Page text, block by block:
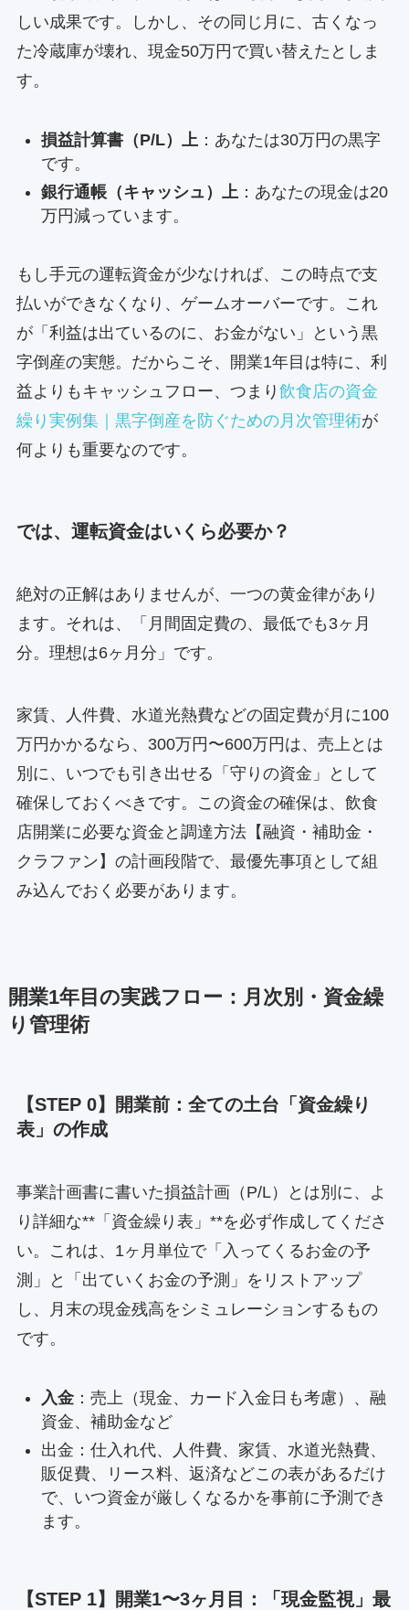
しい成果です。しかし、その同じ月に、古くなっ
た冷蔵庫が壊れ、現金50万円で買い替えたとしま
す。
損益計算書（P/L）上：あなたは30万円の黒字
です。
銀行通帳（キャッシュ）上 ：あなたの現金は20
万円減っています。
もし手元の運転資金が少なければ、この時点で支
払いができなくなり、ゲームオーバーです。これ
が「利益は出ているのに、お金がない」という黒
字倒産の実態。だからこそ、開業1年目は特に、利
益よりもキャッシュフロー、つまり 飲食店の資金
繰り実例集｜黒字倒産を防ぐための月次管理術が
何よりも重要なのです。
では、運転資金はいくら必要か？
絶対の正解はありませんが、一つの黄金律があり
ます。それは、「月間固定費の、最低でも3ヶ月
分。理想は6ヶ月分」です。
家賃、人件費、水道光熱費などの固定費が月に100
万円かかるなら、300万円〜600万円は、売上とは
別に、いつでも引き出せる「守りの資金」として
確保しておくべきです。この資金の確保は、飲食
店開業に必要な資金と調達方法【融資・補助金・
クラファン】の計画段階で、最優先事項として組
み込んでおく必要があります。
開業1年目の実践フロー：月次別・資金繰
り管理術
【STEP 0】開業前：全ての土台「資金繰り
表」の作成
事業計画書に書いた損益計画（P/L）とは別に、よ
り詳細な**「資金繰り表」**を必ず作成してくださ
い。これは、1ヶ月単位で「入ってくるお金の予
測」と「出ていくお金の予測」をリストアップ
し、月末の現金残高をシミュレーションするもの
です。
入金：売上（現金、カード入金日も考慮）、融
資金、補助金など
出金：仕入れ代、人件費、家賃、水道光熱費、
販促費、リース料、返済などこの表があるだけ
で、いつ資金が厳しくなるかを事前に予測でき
ます。
【STEP 1】開業1〜3ヶ月目：「現金監視」最